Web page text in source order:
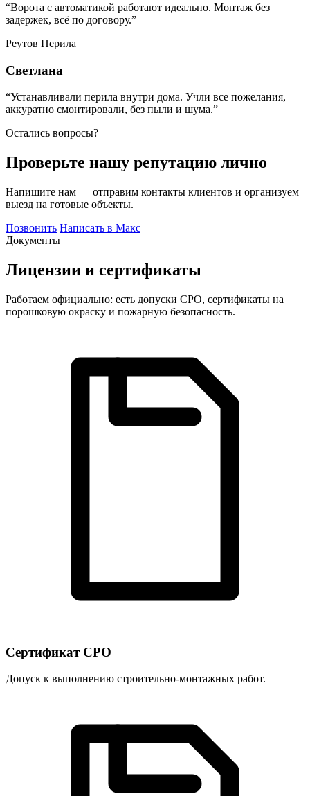
“Ворота с автоматикой работают идеально. Монтаж без
задержек, всё по договору.”
Реутов Перила
Светлана
“Устанавливали перила внутри дома. Учли все пожелания,
аккуратно смонтировали, без пыли и шума.”
Остались вопросы?
Проверьте нашу репутацию лично
Напишите нам — отправим контакты клиентов и организуем
выезд на готовые объекты.
Позвонить Написать в Макс
Документы
Лицензии и сертификаты
Работаем официально: есть допуски СРО, сертификаты на
порошковую окраску и пожарную безопасность.
Сертификат СРО
Допуск к выполнению строительно-монтажных работ.